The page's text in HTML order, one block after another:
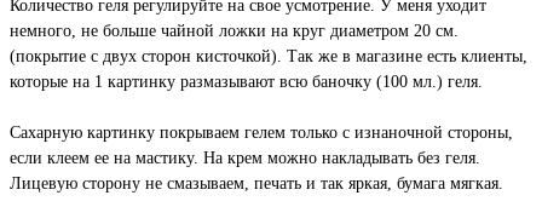
Количество геля регулируйте на свое усмотрение. У меня уходит
немного, не больше чайной ложки на круг диаметром 20 см.
(покрытие с двух сторон кисточкой). Так же в магазине есть клиенты,
которые на 1 картинку размазывают всю баночку (100 мл.) геля.
Сахарную картинку покрываем гелем только с изнаночной стороны,
если клеем ее на мастику. На крем можно накладывать без геля.
Лицевую сторону не смазываем, печать и так яркая, бумага мягкая.